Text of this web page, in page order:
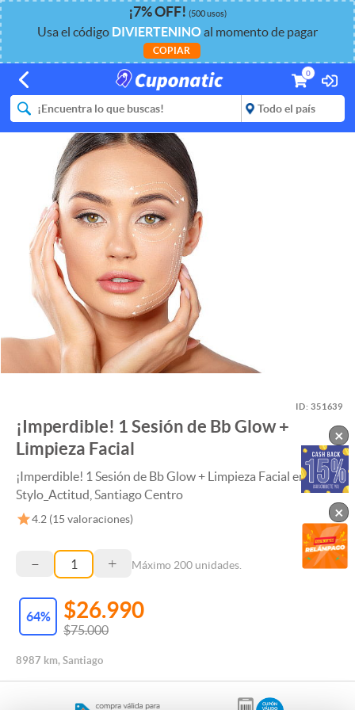
¡7%OFF! (500 usos)
Usa el código DIVIERTENINOal momento de pagar
COPIAR
0
ID:351639
¡Imperdible! 1 Sesión de Bb Glow +
Limpieza Facial
¡Imperdible! 1 Sesión de Bb Glow + Limpieza Facial en
Stylo_Actitud, Santiago Centro
4.2 (15 valoraciones)
– + Máximo 200 unidades.
64% $26.990
$75.000
8987 km, Santiago
×
×